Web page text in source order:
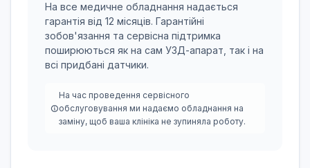
На все медичне обладнання надається
гарантія від 12 місяців. Гарантійні
зобов'язання та сервісна підтримка
поширюються як на сам УЗД-апарат, так і на
всі придбані датчики.
На час проведення сервісного
обслуговування ми надаємо обладнання на
заміну, щоб ваша клініка не зупиняла роботу.